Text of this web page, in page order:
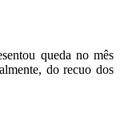
queda no mês
do recuo dos